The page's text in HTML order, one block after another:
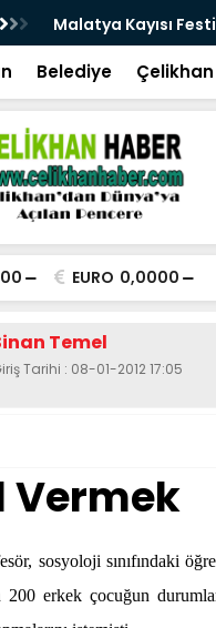
Malatya Kayısı
Belediye Çelikhan
EURO 0,0000
Temel
Tarihi : 08-01-2012 17:05
Vermek
sosyoloji sınıfındaki
200 erkek çocuğun